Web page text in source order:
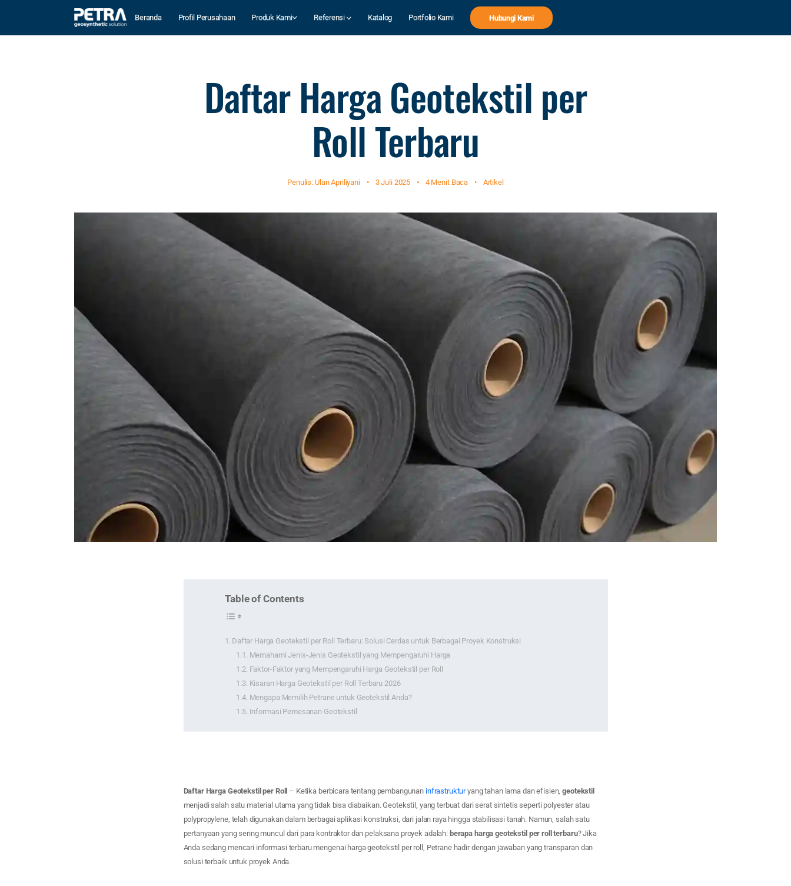
Beranda Profil Perusahaan Produk Kami Referensi Katalog Portfolio Kami Hubungi Kami
Daftar Harga Geotekstil per
Roll Terbaru
Penulis: Ulan Apriliyani • 3 Juli 2025 • 4 Menit Baca • Artikel
Table of Contents
Daftar Harga Geotekstil per Roll Terbaru: Solusi Cerdas untuk Berbagai Proyek Konstruksi
Memahami Jenis-Jenis Geotekstil yang Mempengaruhi Harga
Faktor-Faktor yang Mempengaruhi Harga Geotekstil per Roll
Kisaran Harga Geotekstil per Roll Terbaru 2026
Mengapa Memilih Petrane untuk Geotekstil Anda?
Informasi Pemesanan Geotekstil
Daftar Harga Geotekstil per Roll – Ketika berbicara tentang pembangunan infrastrukturyang tahan lama dan efisien,geotekstil
menjadi salah satu material utama yang tidak bisa diabaikan. Geotekstil, yang terbuat dari serat sintetis seperti polyester atau
polypropylene, telah digunakan dalam berbagai aplikasi konstruksi, dari jalan raya hingga stabilisasi tanah. Namun, salah satu
pertanyaan yang sering muncul dari para kontraktor dan pelaksana proyek adalah: berapa harga geotekstil per roll terbaru? Jika
Anda sedang mencari informasi terbaru mengenai harga geotekstil per roll, Petrane hadir dengan jawaban yang transparan dan
solusi terbaik untuk proyek Anda.